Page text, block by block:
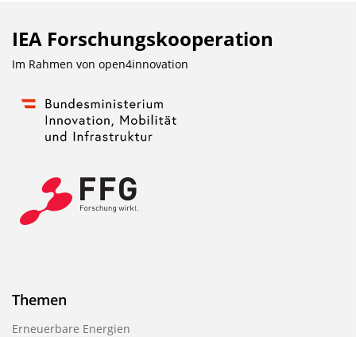
u
r
u
b
a
IEA Forschungs­kooperation
Im Rahmen von open4innovation
Themen
Erneuerbare Energien